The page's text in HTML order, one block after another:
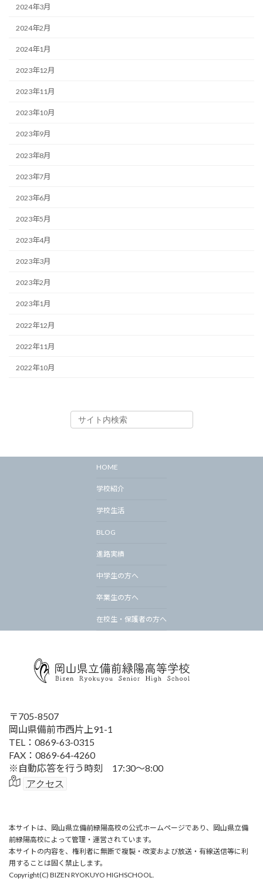
2024年3月
2024年2月
2024年1月
2023年12月
2023年11月
2023年10月
2023年9月
2023年8月
2023年7月
2023年6月
2023年5月
2023年4月
2023年3月
2023年2月
2023年1月
2022年12月
2022年11月
2022年10月
HOME
学校紹介
学校生活
BLOG
進路実績
中学生の方へ
卒業生の方へ
在校生・保護者の方へ
〒705-8507
岡山県備前市西片上91-1
TEL：0869-63-0315
FAX：0869-64-4260
※自動応答を行う時刻 17:30～8:00
アクセス
本サイトは、岡山県立備前緑陽高校の公式ホームページであり、岡山県立備
前緑陽高校によって管理・運営されています。
本サイトの内容を、権利者に無断で複製・改変および放送・有線送信等に利
用することは固く禁止します。
Copyright(C) BIZEN RYOKUYO HIGHSCHOOL.